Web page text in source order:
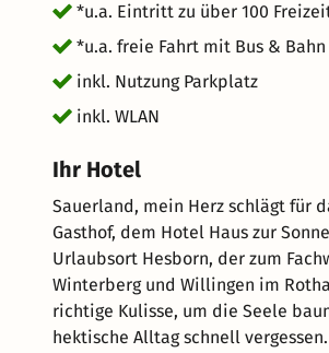
*u.a. Eintritt zu über 100
*u.a. freie Fahrt mit Bus & Bahn
inkl. Nutzung Parkplatz
inkl. WLAN
Ihr Hotel
Sauerland, mein Herz schlägt für das Sauerland … Herzlich willkommen
Gasthof, dem Hotel Haus zur Sonne im Sauerland bei
Urlaubsort Hesborn, der zum
Winterberg und Willingen im
richtige Kulisse, um die Seele baumeln zu lassen
hektische Alltag schnell vergessen. Unser Gasthof und Hotel im Sauerland ist ein idealer Ausgangspunkt für Ihren